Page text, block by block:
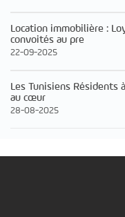
Location immobilière :
convoités au pre
22-09-2025
Les Tunisiens Résidents
au cœur
28-08-2025